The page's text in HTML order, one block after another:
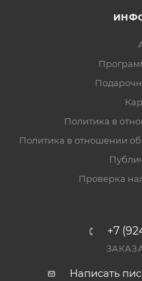
Политика в
Политика в отношении
Проверка
+7
Написать